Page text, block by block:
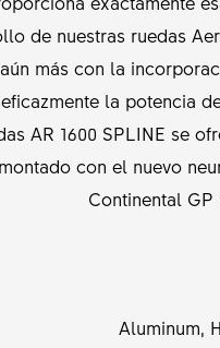
de nuestras ruedas
más con la
la potencia
AR 1600 SPLINE se
con el nuevo
Continental GP
Aluminum,